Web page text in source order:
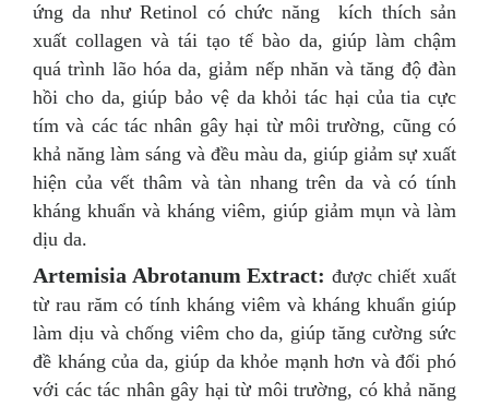
ứng da như Retinol có chức năng kích thích sản
xuất collagen và tái tạo tế bào da, giúp làm chậm
quá trình lão hóa da, giảm nếp nhăn và tăng độ đàn
hồi cho da, giúp bảo vệ da khỏi tác hại của tia cực
tím và các tác nhân gây hại từ môi trường, cũng có
khả năng làm sáng và đều màu da, giúp giảm sự xuất
hiện của vết thâm và tàn nhang trên da và có tính
kháng khuẩn và kháng viêm, giúp giảm mụn và làm
dịu da.
Artemisia Abrotanum Extract: được chiết xuất
từ rau răm có tính kháng viêm và kháng khuẩn giúp
làm dịu và chống viêm cho da, giúp tăng cường sức
đề kháng của da, giúp da khỏe mạnh hơn và đối phó
với các tác nhân gây hại từ môi trường, có khả năng